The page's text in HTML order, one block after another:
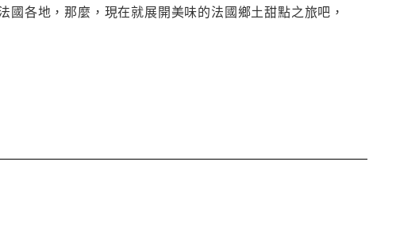
各地，那麼，現在就展開美味的法國鄉土甜點之旅吧，